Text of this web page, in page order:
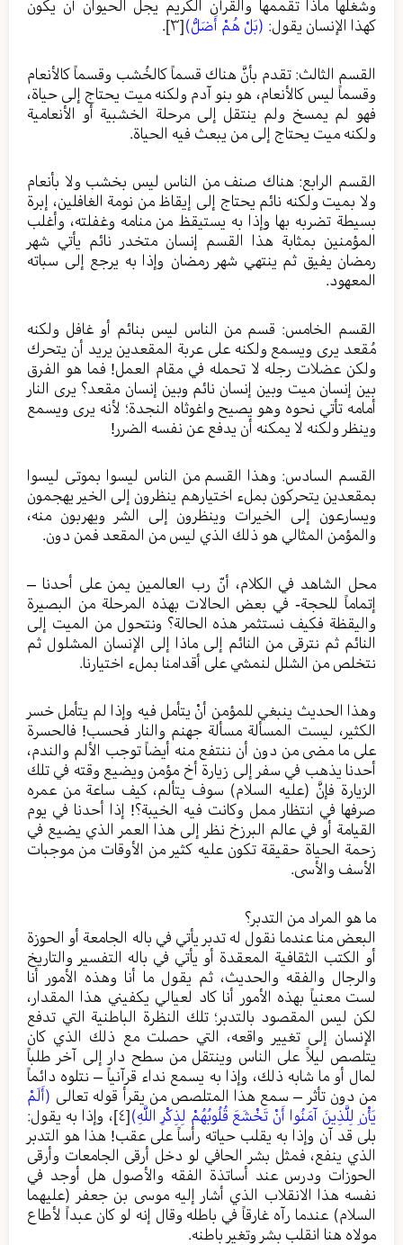
وشغلها ماذا تقممها والقرآن الكريم يجل الحيوان أن يكون
كهذا الإنسان يقول: (بَلْ هُمْ أَضَلُّ)[٣] .
القسم الثالث: تقدم بأنَّ هناك قسماً كالخُشب وقسماً كالأنعام
وقسماً ليس كالأنعام، هو بنو آدم ولكنه ميت يحتاج إلى حياة،
فهو لم يمسخ ولم ينتقل إلى مرحلة الخشبية أو الأنعامية
ولكنه ميت يحتاج إلى من يبعث فيه الحياة.
القسم الرابع: هناك صنف من الناس ليس بخشب ولا بأنعام
ولا بميت ولكنه نائم يحتاج إلى إيقاظ من نومة الغافلين، إبرة
بسيطة تضربه بها وإذا به يستيقظ من منامه وغفلته، وأغلب
المؤمنين بمثابة هذا القسم إنسان متخدر نائم يأتي شهر
رمضان يفيق ثم ينتهي شهر رمضان وإذا به يرجع إلى سباته
المعهود.
القسم الخامس: قسم من الناس ليس بنائم أو غافل ولكنه
مُقعد يرى ويسمع ولكنه على عربة المقعدين يريد أن يتحرك
ولكن عضلات رجله لا تحمله في مقام العمل! فما هو الفرق
بين إنسان ميت وبين إنسان نائم وبين إنسان مقعد؟ يرى النار
أمامه تأتي نحوه وهو يصيح واغوثاه النجدة؛ لأنه يرى ويسمع
وينظر ولكنه لا يمكنه أن يدفع عن نفسه الضرر!
القسم السادس: وهذا القسم من الناس ليسوا بموتى ليسوا
بمقعدين يتحركون بملء اختيارهم ينظرون إلى الخير يهجمون
ويسارعون إلى الخيرات وينظرون إلى الشر ويهربون منه،
والمؤمن المثالي هو ذلك الذي ليس من المقعد فمن دون.
محل الشاهد في الكلام، أنّ رب العالمين يمن على أحدنا –
إتماماً للحجة- في بعض الحالات بهذه المرحلة من البصيرة
واليقظة فكيف نستثمر هذه الحالة؟ ونتحول من الميت إلى
النائم ثم نترقى من النائم إلى ماذا إلى الإنسان المشلول ثم
نتخلص من الشلل لنمشي على أقدامنا بملء اختيارنا.
وهذا الحديث ينبغي للمؤمن أنْ يتأمل فيه وإذا لم يتأمل خسر
الكثير، ليست المسألة مسألة جهنم والنار فحسب! فالحسرة
على ما مضى من دون أن ننتفع منه أيضاً توجب الألم والندم،
أحدنا يذهب في سفر إلى زيارة أخ مؤمن ويضيع وقته في تلك
الزيارة فإنَّ (عليه السلام) سوف يتألم، كيف ساعة من عمره
صرفها في انتظار ممل وكانت فيه الخيبة؟! إذا أحدنا في يوم
القيامة أو في عالم البرزخ نظر إلى هذا العمر الذي يضيع في
زحمة الحياة حقيقة تكون عليه كثير من الأوقات من موجبات
الأسف والأسى.
ما هو المراد من التدبر؟
البعض منا عندما نقول له تدبر يأتي في باله الجامعة أو الحوزة
أو الكتب الثقافية المعقدة أو يأتي في باله التفسير والتاريخ
والرجال والفقه والحديث، ثم يقول ما أنا وهذه الأمور أنا
لست معنياً بهذه الأمور أنا كاد لعيالي يكفيني هذا المقدار،
لكن ليس المقصود بالتدبر؛ تلك النظرة الباطنية التي تدفع
الإنسان إلى تغيير واقعه، التي حصلت مع ذلك الذي كان
يتلصص ليلاً على الناس وينتقل من سطح دار إلى آخر طلباً
لمال أو ما شابه ذلك، وإذا به يسمع نداء قرآنياً – نتلوه دائماً
من دون تأثر – سمع هذا المتلصص من يقرأ قوله تعالى (أَلَمْ
يَأْنِ لِلَّذِينَ آمَنُوا أَنْ تَخْشَعَ قُلُوبُهُمْ لِذِكْرِ اللَّهِ)[٤]
، وإذا به يقول:
بلى قد آن وإذا به يقلب حياته رأساً على عقب! هذا هو التدبر
الذي ينفع، فمثل بشر الحافي لو دخل أرقى الجامعات وأرقى
الحوزات ودرس عند أساتذة الفقه والأصول هل أوجد في
نفسه هذا الانقلاب الذي أشار إليه موسى بن جعفر (عليهما
السلام) عندما رآه غارقاً في باطله وقال إنه لو كان عبداً لأطاع
مولاه هنا انقلب بشر وتغير باطنه.